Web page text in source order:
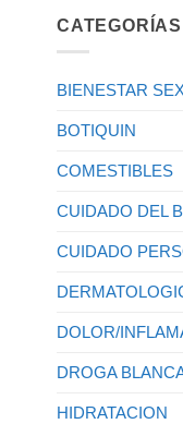
BIENESTAR
BOTIQUIN
COMESTIBLES
CUIDADO DEL
CUIDADO
DOLOR/
DROGA
HIDRATACION